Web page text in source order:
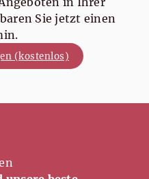
Sie jetzt einen
(kostenlos)